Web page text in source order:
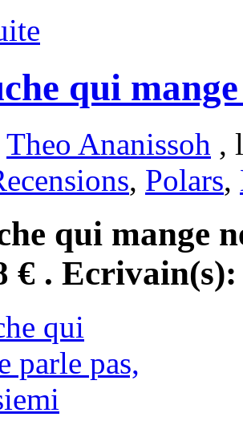
qui
Theo Ananissoh ,
, Polars,
qui mange
€ .